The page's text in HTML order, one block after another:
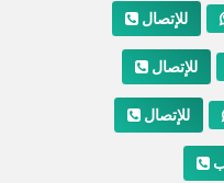
للإتصال
للإتصال
للإتصال